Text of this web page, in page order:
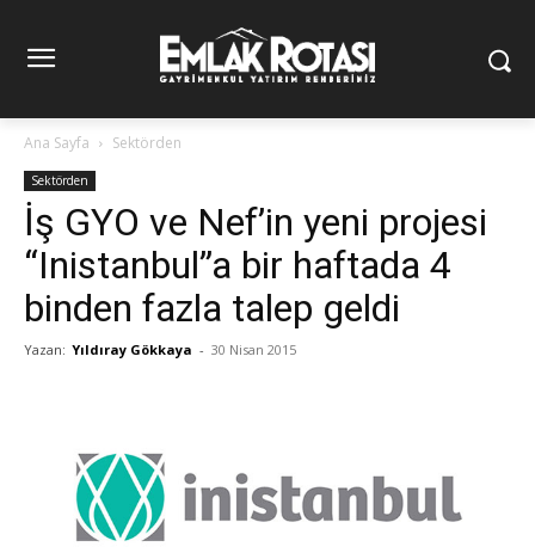
Ana Sayfa Sektörden
Sektörden
İş GYO ve Nef’in yeni projesi
“Inistanbul”a bir haftada 4
binden fazla talep geldi
Yazan: Yıldıray Gökkaya - 30 Nisan 2015